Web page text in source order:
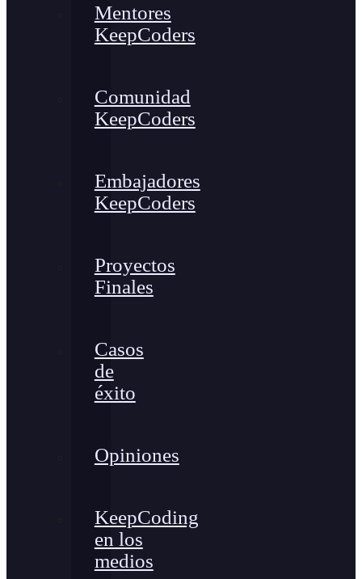
Mentores
KeepCoders
Comunidad
KeepCoders
Embajadores
KeepCoders
Proyectos
Finales
Casos
de
éxito
Opiniones
KeepCoding
en los
medios